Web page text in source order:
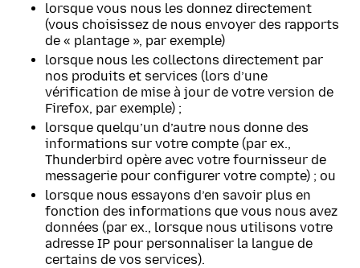
lorsque vous nous les donnez directement
(vous choisissez de nous envoyer des rapports
de « plantage », par exemple)
lorsque nous les collectons directement par
nos produits et services (lors d’une
vérification de mise à jour de votre version de
Firefox, par exemple) ;
lorsque quelqu’un d’autre nous donne des
informations sur votre compte (par ex.,
Thunderbird opère avec votre fournisseur de
messagerie pour configurer votre compte) ; ou
lorsque nous essayons d’en savoir plus en
fonction des informations que vous nous avez
données (par ex., lorsque nous utilisons votre
adresse IP pour personnaliser la langue de
certains de vos services).